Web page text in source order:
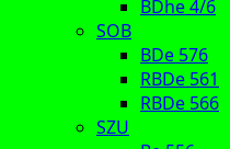
BDhe 4/6
SOB
BDe 576
RBDe 561
RBDe 566
SZU